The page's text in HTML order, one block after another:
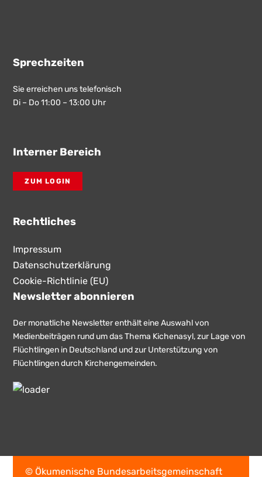
Sprechzeiten
Sie erreichen uns telefonisch
Di – Do 11:00 – 13:00 Uhr
Interner Bereich
ZUM LOGIN
Rechtliches
Impressum
Datenschutzerklärung
Cookie-Richtlinie (EU)
Newsletter abonnieren
Der monatliche Newsletter enthält eine Auswahl von
Medienbeiträgen rund um das Thema Kichenasyl, zur Lage von
Flüchtlingen in Deutschland und zur Unterstützung von
Flüchtlingen durch Kirchengemeinden.
© Ökumenische Bundesarbeitsgemeinschaft